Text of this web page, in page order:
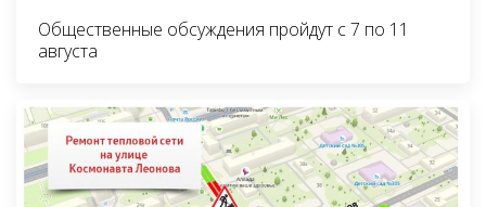
Общественные обсуждения пройдут с 7 по 11
августа